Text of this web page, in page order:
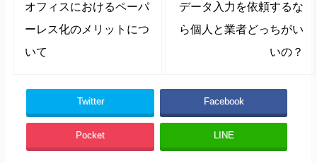
オフィスにおけるペーパ
ーレス化のメリットにつ
いて
データ入力を依頼するな
ら個人と業者どっちがい
いの？
Twitter Facebook
Pocket LINE